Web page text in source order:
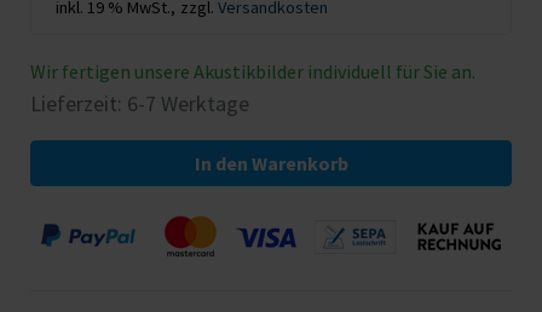
inkl. 19 % MwSt., zzgl. Versandkosten
Wir fertigen unsere Akustikbilder individuell für Sie an.
Lieferzeit: 6-7 Werktage
In den Warenkorb